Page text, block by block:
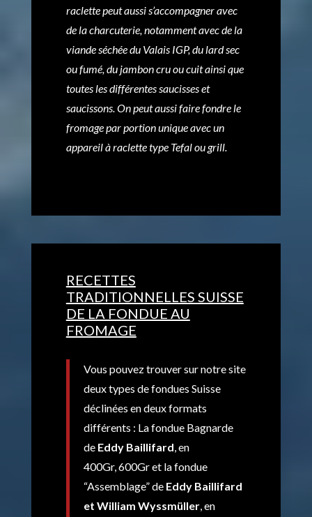
raclette peut aussi s’accompagner avec
de la charcuterie, notamment avec de la
viande séchée du Valais IGP, du lard sec
ou fumé, du jambon cru ou cuit ainsi que
toutes les différentes saucisses et
saucissons. On peut aussi faire fondre le
fromage par portion unique avec un
appareil à raclette type Tefal ou grill.
RECETTES
TRADITIONNELLES SUISSE
DE LA FONDUE AU
FROMAGE
Vous pouvez trouver sur notre site
deux types de fondues Suisse
déclinées en deux formats
différents : La fondue Bagnarde
de Eddy Baillifard, en
400Gr, 600Gr et la fondue
“Assemblage” de Eddy Baillifard
et William Wyssmüller, en